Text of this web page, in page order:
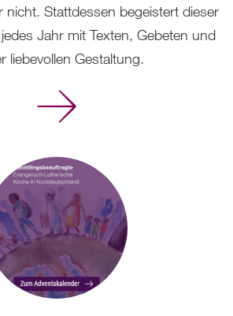
nicht. Stattdessen begeistert dieser
Jahr mit Texten, Gebeten und
liebevollen Gestaltung.